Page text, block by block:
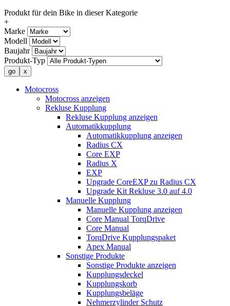
Produkt für dein Bike in dieser Kategorie
+
Marke
Modell
Baujahr
Produkt-Typ
Motocross
Motocross anzeigen
Rekluse Kupplung
Rekluse Kupplung anzeigen
Automatikkupplung
Automatikkupplung anzeigen
Radius CX
Core EXP
Radius X
EXP
Upgrade CoreEXP zu Radius CX
Upgrade Kit Rekluse 3.0 auf 4.0
Manuelle Kupplung
Manuelle Kupplung anzeigen
Core Manual TorqDrive
Core Manual
TorqDrive Kupplungspaket
Apex Manual
Sonstige Produkte
Sonstige Produkte anzeigen
Kupplungsdeckel
Kupplungskorb
Kupplungsbeläge
Nehmerzylinder Schutz